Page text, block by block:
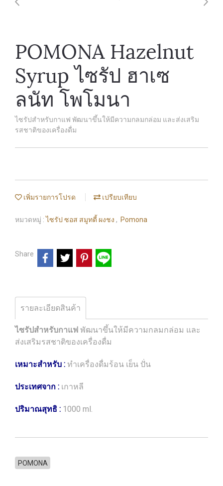
POMONA Hazelnut
Syrup ไซรัป ฮาเซ
ลนัท โพโมนา
ไซรัปสำหรับกาแฟ พัฒนาขึ้นให้มีความกลมกล่อม และส่งเสริม
รสชาติของเครื่องดื่ม
เพิ่มรายการโปรด เปรียบเทียบ
หมวดหมู่ :ไซรัป ซอส สมูทตี้ ผงชง , Pomona
Share
รายละเอียดสินค้า
ไซรัปสำหรับกาแฟ พัฒนาขึ้นให้มีความกลมกล่อม และ
ส่งเสริมรสชาติของเครื่องดื่ม
เหมาะสำหรับ : ทำเครื่องดื่มร้อน เย็น ปั่น
ประเทศจาก : เกาหลี
ปริมาณสุทธิ : 1000 ml.
POMONA